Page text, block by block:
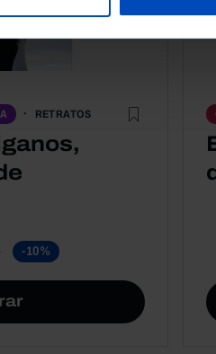
RETRATOS
-10%